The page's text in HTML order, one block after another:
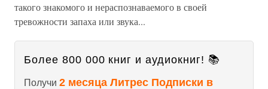
такого знакомого и нераспознаваемого в своей
тревожности запаха или звука...
Более 800 000 книг и аудиокниг! 📚
Получи 2 месяца Литрес Подписки в